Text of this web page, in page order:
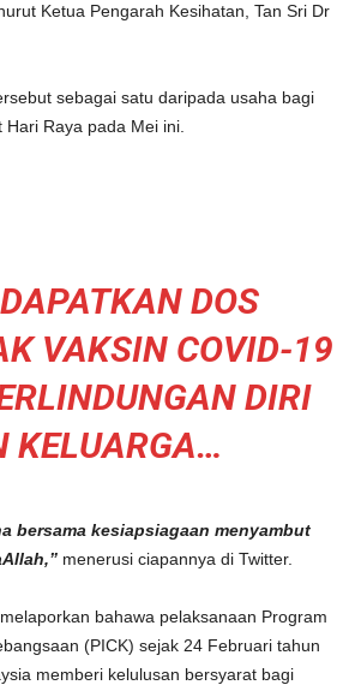
Ketua Pengarah Kesihatan, Tan Sri Dr
sebagai satu daripada usaha bagi
Raya pada Mei ini.
DOS
VAKSIN COVID-19
DIRI
KELUARGA…
bersama kesiapsiagaan menyambut
menerusi ciapannya di Twitter.
bahawa pelaksanaan Program
(PICK) sejak 24 Februari tahun
memberi kelulusan bersyarat bagi